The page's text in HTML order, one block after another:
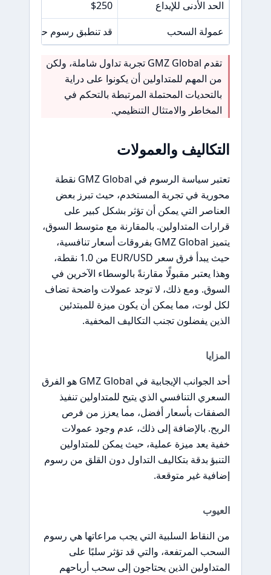
الحد الأدنى للإيداع
$250
عمولة السحب
قد تنطبق رسوم حسب
تقدم GMZ Global تجربة تداول شاملة، ولكن
من المهم للمتداولين أن يكونوا على دراية
بالتحديات المحتملة المرتبطة بالتحكم في
المخاطر والامتثال التنظيمي.
التكاليف والعمولات
تعتبر سياسة الرسوم في GMZ Global نقطة
محورية في تجربة المستخدم، حيث تبرز بعض
العناصر التي يمكن أن تؤثر بشكل كبير على
قرارات المتداولين. بالمقارنة مع متوسط السوق،
يتميز GMZ Global بفروقات أسعار تنافسية،
حيث يبدأ فرق سعر EUR/USD من 1.0 نقطة،
وهذا يعتبر مقبولًا مقارنةً بالوسطاء الآخرين في
السوق. ومع ذلك، لا توجد عمولات واضحة تضاف
لكل لوت، مما يمكن أن يكون ميزة للمبتدئين
الذين يفضلون تجنب التكاليف المخفية.
المزايا
أحد الجوانب الإيجابية في GMZ Global هو الفرق
السعري التنافسي الذي يتيح للمتداولين تنفيذ
الصفقات بأسعار أفضل، مما يعزز من فرص
الربح. بالإضافة إلى ذلك، عدم وجود عمولات
خفية يعد ميزة عملية، حيث يمكن للمتداولين
التنبؤ بدقة بتكاليف التداول دون القلق من رسوم
إضافية غير متوقعة.
العيوب
من النقاط السلبية التي يجب مراعاتها هي رسوم
السحب المرتفعة، والتي قد تؤثر سلبًا على
المتداولين الذين يحتاجون إلى سحب أرباحهم